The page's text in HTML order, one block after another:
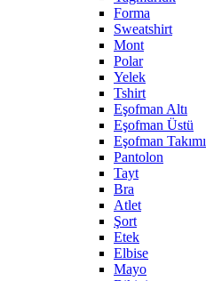
Forma
Sweatshirt
Mont
Polar
Yelek
Tshirt
Eşofman Altı
Eşofman Üstü
Eşofman Takımı
Pantolon
Tayt
Bra
Atlet
Şort
Etek
Elbise
Mayo